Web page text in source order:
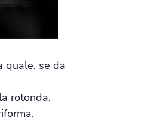
quale, se da
rotonda,